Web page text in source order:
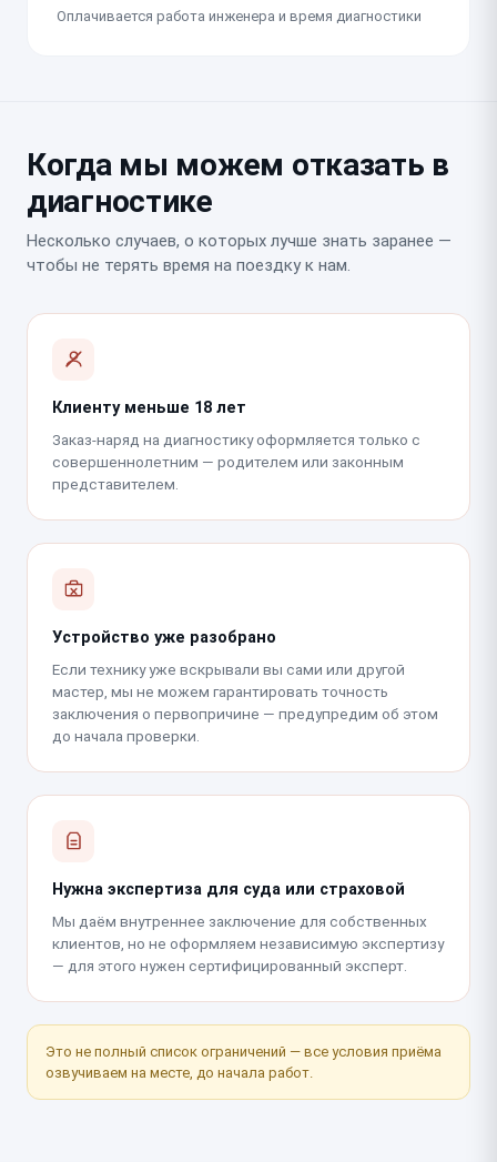
Оплачивается работа инженера и время диагностики
Когда мы можем отказать в
диагностике
Несколько случаев, о которых лучше знать заранее —
чтобы не терять время на поездку к нам.
Клиенту меньше 18 лет
Заказ-наряд на диагностику оформляется только с
совершеннолетним — родителем или законным
представителем.
Устройство уже разобрано
Если технику уже вскрывали вы сами или другой
мастер, мы не можем гарантировать точность
заключения о первопричине — предупредим об этом
до начала проверки.
Нужна экспертиза для суда или страховой
Мы даём внутреннее заключение для собственных
клиентов, но не оформляем независимую экспертизу
— для этого нужен сертифицированный эксперт.
Это не полный список ограничений — все условия приёма
озвучиваем на месте, до начала работ.